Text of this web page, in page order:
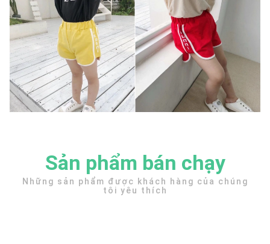
Sản phẩm bán chạy
Những sản phẩm được khách hàng của chúng
tôi yêu thích